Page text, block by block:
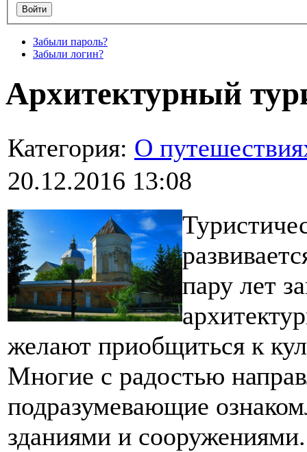
Забыли пароль?
Забыли логин?
Архитектурный
Категория: О
20.12.2016 13:08
пару лет
желают приобщиться к
Многие с радостью
подразумевающие
зданиями и сооружениями.